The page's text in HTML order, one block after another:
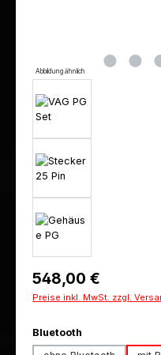
Abbildung ähnlich
Regulärer Preis:
548,00 €
Preise inkl. MwSt. zzgl.
Bluetooth